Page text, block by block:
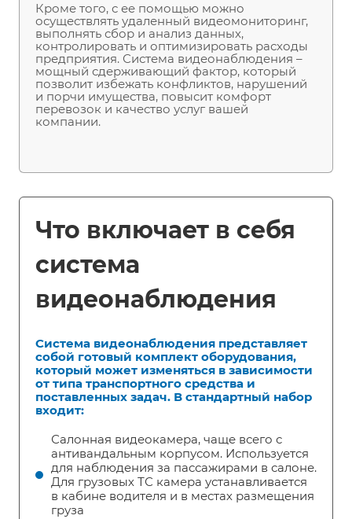
Кроме того, с ее помощью можно
осуществлять удаленный видеомониторинг,
выполнять сбор и анализ данных,
контролировать и оптимизировать расходы
предприятия. Система видеонаблюдения –
мощный сдерживающий фактор, который
позволит избежать конфликтов, нарушений
и порчи имущества, повысит комфорт
перевозок и качество услуг вашей
компании.
Что включает в себя
система
видеонаблюдения
Система видеонаблюдения представляет
собой готовый комплект оборудования,
который может изменяться в зависимости
от типа транспортного средства и
поставленных задач. В стандартный набор
входит:
Салонная видеокамера, чаще всего с
антивандальным корпусом. Используется
для наблюдения за пассажирами в салоне.
Для грузовых ТС камера устанавливается
в кабине водителя и в местах размещения
груза